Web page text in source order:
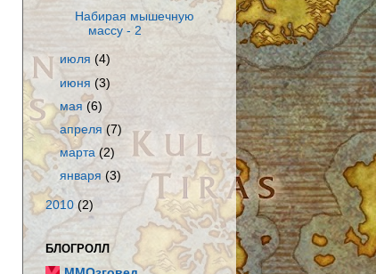
Набирая мышечную
массу - 2
июля (4)
июня (3)
мая (6)
апреля (7)
марта (2)
января (3)
2010 (2)
БЛОГРОЛЛ